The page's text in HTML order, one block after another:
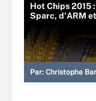
Hot Chips 2015
Sparc, d'ARM
Par: Christophe